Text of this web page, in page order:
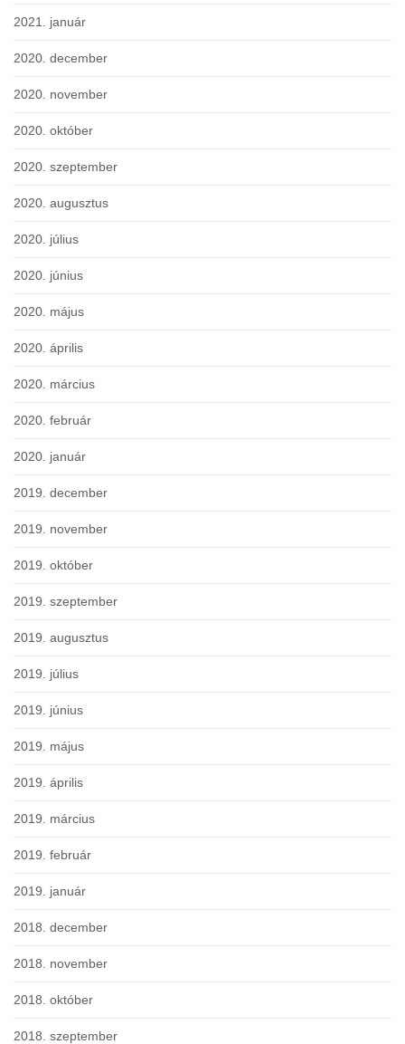
2021. január
2020. december
2020. november
2020. október
2020. szeptember
2020. augusztus
2020. július
2020. június
2020. május
2020. április
2020. március
2020. február
2020. január
2019. december
2019. november
2019. október
2019. szeptember
2019. augusztus
2019. július
2019. június
2019. május
2019. április
2019. március
2019. február
2019. január
2018. december
2018. november
2018. október
2018. szeptember